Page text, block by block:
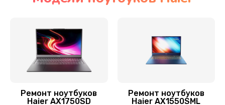
Замена видеочипа
Ремонт ноутбуков
Haier AX1750SD
Ремонт ноутбуков
Haier AX1550SML